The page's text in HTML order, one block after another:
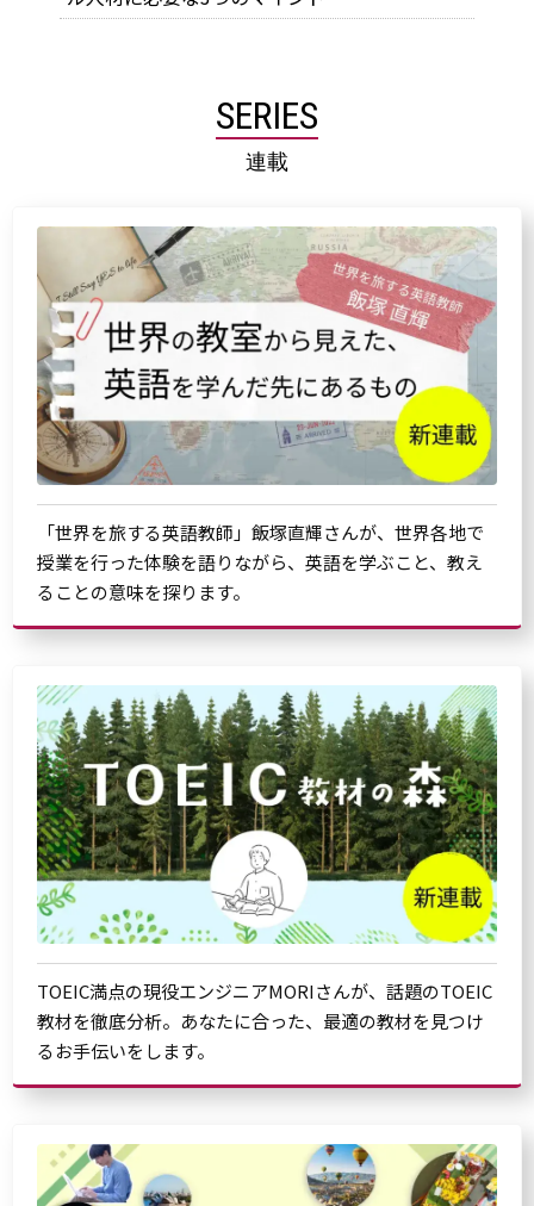
SERIES
連載
「世界を旅する英語教師」飯塚直輝さんが、世界各地で
授業を行った体験を語りながら、英語を学ぶこと、教え
ることの意味を探ります。
TOEIC満点の現役エンジニアMORIさんが、話題のTOEIC
教材を徹底分析。あなたに合った、最適の教材を見つけ
るお手伝いをします。